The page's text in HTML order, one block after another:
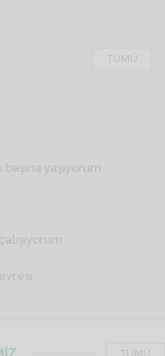
TÜMÜ
yaşıyorum
TÜMÜ